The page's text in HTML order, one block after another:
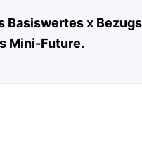
Basiswertes x
Mini-Future.